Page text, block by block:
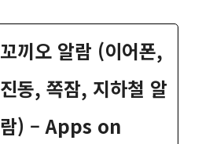
꼬끼오 알람 (이어폰,
진동, 쪽잠, 지하철 알
람) – Apps on